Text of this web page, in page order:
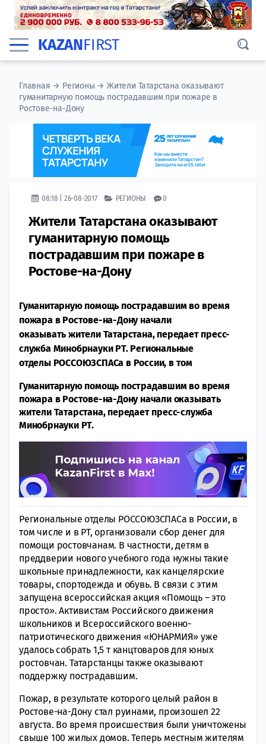
KAZANFIRST
Главная → Регионы →Жители Татарстана оказывают
гуманитарную помощь пострадавшим при пожаре в
Ростове-на-Дону
08:18 | 26-08-2017 РЕГИОНЫ 0
Жители Татарстана оказывают
гуманитарную помощь
пострадавшим при пожаре в
Ростове-на-Дону
Гуманитарную помощь пострадавшим во время
пожара в Ростове-на-Дону начали
оказывать жители Татарстана, передает пресс-
служба Минобрнауки РТ. Региональные
отделы РОССОЮЗСПАСа в России, в том
Гуманитарную помощь пострадавшим во время
пожара в Ростове-на-Дону начали оказывать
жители Татарстана, передает пресс-служба
Минобрнауки РТ.
Региональные отделы РОССОЮЗСПАСа в России, в
том числе и в РТ, организовали сбор денег для
помощи ростовчанам. В частности, детям в
преддверии нового учебного года нужны такие
школьные принадлежности, как канцелярские
товары, спортодежда и обувь. В связи с этим
запущена всероссийская акция «Помощь – это
просто». Активистам Российского движения
школьников и Всероссийского военно-
патриотического движения «ЮНАРМИЯ» уже
удалось собрать 1,5 т канцтоваров для юных
ростовчан. Татарстанцы также оказывают
поддержку пострадавшим.
Пожар, в результате которого целый район в
Ростове-на-Дону стал руинами, произошел 22
августа. Во время происшествия были уничтожены
свыше 100 жилых домов. Теперь местным жителям